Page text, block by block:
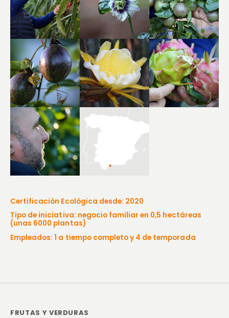
Certificación Ecológica desde: 2020
Tipo de iniciativa: negocio familiar en 0,5 hectáreas
(unas 6000 plantas)
Empleados: 1 a tiempo completo y 4 de temporada
FRUTAS Y VERDURAS